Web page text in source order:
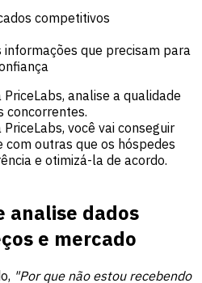
competitivos
informações que precisam para
analise a qualidade
concorrentes.
você vai conseguir
outras que os hóspedes
e otimizá-la de acordo.
analise dados
e mercado
"Por que não estou recebendo